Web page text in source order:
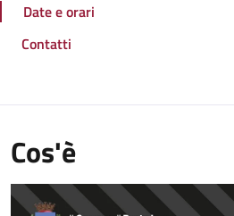
Date e orari
Contatti
Cos'è